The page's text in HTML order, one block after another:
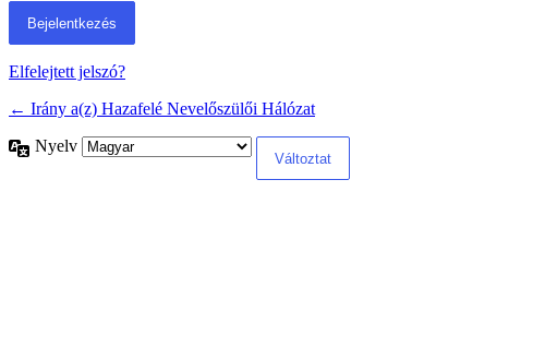
Elfelejtett jelszó?
← Irány a(z) Hazafelé Nevelőszülői Hálózat
Nyelv